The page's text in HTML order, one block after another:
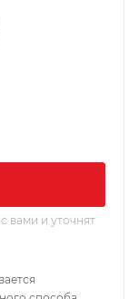
вами и уточнят